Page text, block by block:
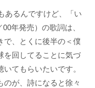
あるんですけど、「い
年発売）の歌詞は、
で、とくに後半の＜僕
を回してることに気づ
てもらいたいです。
が、詩になると徐々